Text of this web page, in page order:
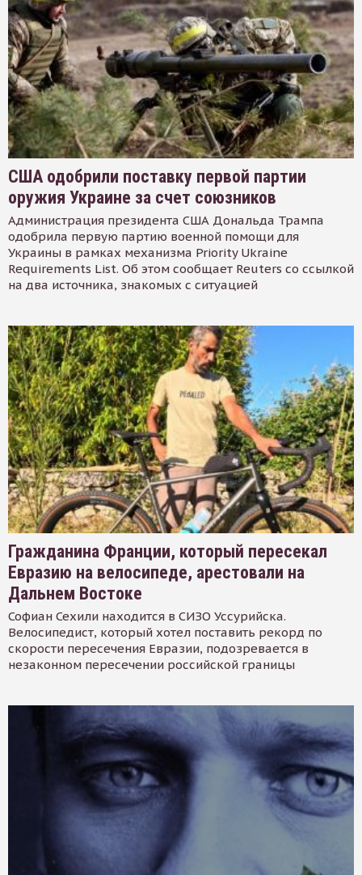
США одобрили поставку первой партии
оружия Украине за счет союзников
Администрация президента США Дональда Трампа
одобрила первую партию военной помощи для
Украины в рамках механизма Priority Ukraine
Requirements List. Об этом сообщает Reuters со ссылкой
на два источника, знакомых с ситуацией
Гражданина Франции, который пересекал
Евразию на велосипеде, арестовали на
Дальнем Востоке
Софиан Сехили находится в СИЗО Уссурийска.
Велосипедист, который хотел поставить рекорд по
скорости пересечения Евразии, подозревается в
незаконном пересечении российской границы